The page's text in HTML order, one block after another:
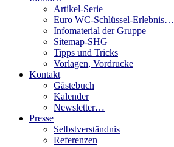
Artikel-Serie
Euro WC-Schlüssel-Erlebnis…
Infomaterial der Gruppe
Sitemap-SHG
Tipps und Tricks
Vorlagen, Vordrucke
Kontakt
Gästebuch
Kalender
Newsletter…
Presse
Selbstverständnis
Referenzen